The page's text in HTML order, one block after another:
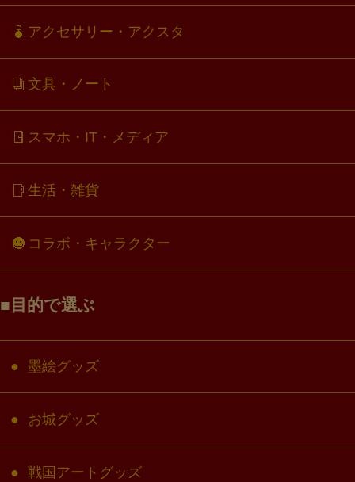
アクセサリー・アクスタ
文具・ノート
スマホ・IT・メディア
生活・雑貨
コラボ・キャラクター
目的で選ぶ
墨絵グッズ
お城グッズ
戦国アートグッズ